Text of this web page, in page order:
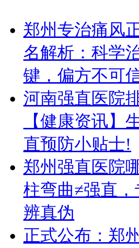
郑州专治痛风
名解析：科学
键，偏方不可
河南强直医院
【健康资讯】
直预防小贴士!
郑州强直医院
柱弯曲≠强直
辨真伪
正式公布：郑